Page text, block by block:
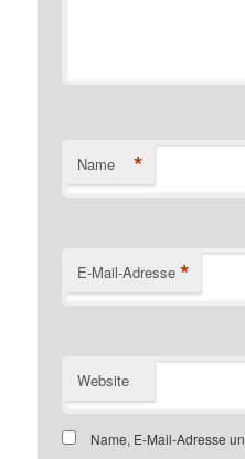
Name *
E-Mail-Adresse *
Website
Name, E-Mail-Adresse